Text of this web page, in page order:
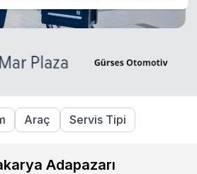
Araç Servis Tipi
Adapazarı